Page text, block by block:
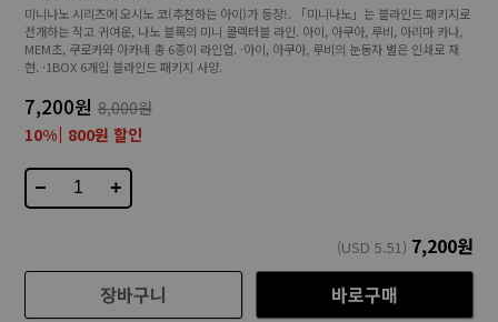
미니나노 시리즈에 오시노 코(추천하는 아이)가 등장!. 「미니나노」는 블라인드 패키지로
전개하는 작고 귀여운, 나노 블록의 미니 콜렉터블 라인. 아이, 아쿠아, 루비, 아리마 카나,
MEM초, 쿠로카와 아카네 총 6종이 라인업. ·아이, 아쿠아, 루비의 눈동자 별은 인쇄로 재
현. ·1BOX 6개입 블라인드 패키지 사양.
7,200원 8,000원
10% 800원 할인
− +
(USD5.51) 7,200원
장바구니
바로구매